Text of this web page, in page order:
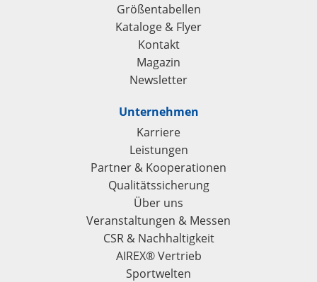
Größentabellen
Kataloge & Flyer
Kontakt
Magazin
Newsletter
Unternehmen
Karriere
Leistungen
Partner & Kooperationen
Qualitätssicherung
Über uns
Veranstaltungen & Messen
CSR & Nachhaltigkeit
AIREX® Vertrieb
Sportwelten